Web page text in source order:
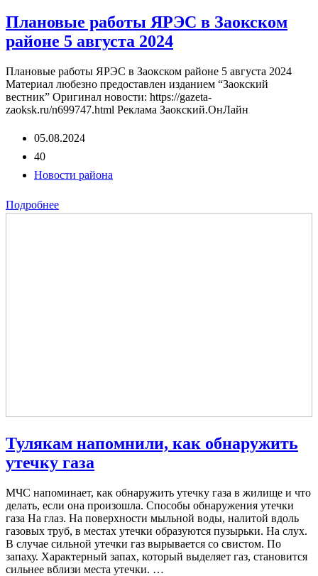
Плановые работы ЯРЭС в Заокском
районе 5 августа 2024
Плановые работы ЯРЭС в Заокском районе 5 августа 2024
Материал любезно предоставлен изданием “Заокский
вестник” Оригинал новости: https://gazeta-
zaoksk.ru/n699747.html Реклама Заокский.ОнЛайн
05.08.2024
40
Новости района
Подробнее
Тулякам напомнили, как обнаружить
утечку газа
МЧС напоминает, как обнаружить утечку газа в жилище и что
делать, если она произошла. Способы обнаружения утечки
газа На глаз. На поверхности мыльной воды, налитой вдоль
газовых труб, в местах утечки образуются пузырьки. На слух.
В случае сильной утечки газ вырывается со свистом. По
запаху. Характерный запах, который выделяет газ, становится
сильнее вблизи места утечки. …